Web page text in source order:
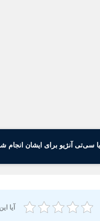
آنژیو برای ایشان انجام
آیا